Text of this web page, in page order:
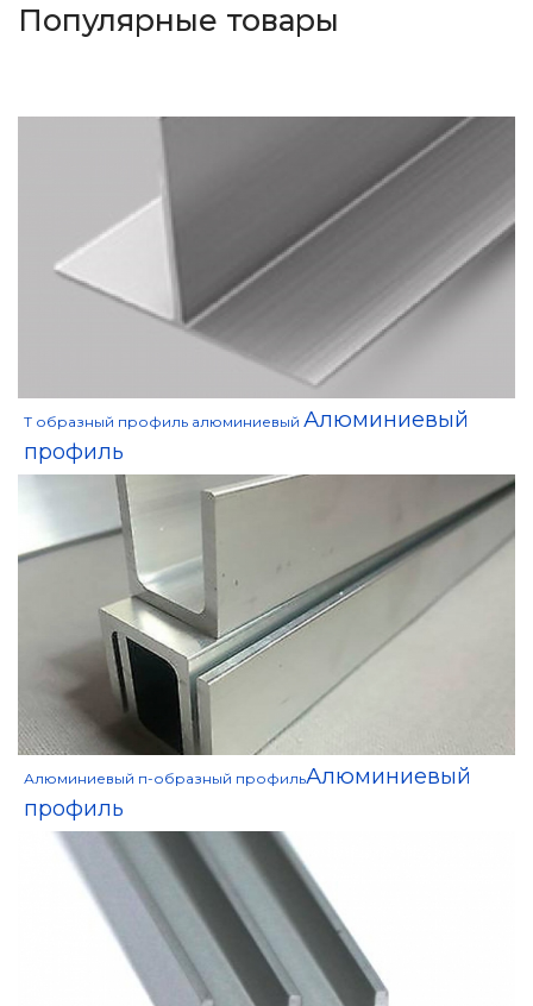
Популярные товары
Т образный профиль алюминиевый Алюминиевый
профиль
Алюминиевый п-образный профильАлюминиевый
профиль